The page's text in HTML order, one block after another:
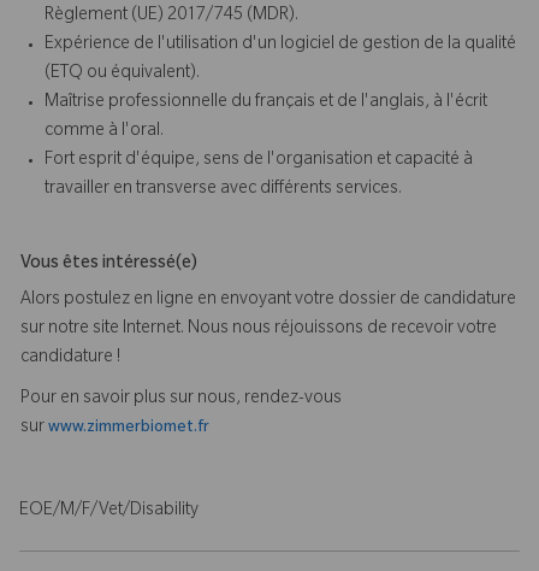
Règlement (UE) 2017/745 (MDR).
Expérience de l'utilisation d'un logiciel de gestion de la qualité
(ETQ ou équivalent).
Maîtrise professionnelle du français et de l'anglais, à l'écrit
comme à l'oral.
Fort esprit d'équipe, sens de l'organisation et capacité à
travailler en transverse avec différents services.
Vous êtes intéressé(e)
Alors postulez en ligne en envoyant votre dossier de candidature
sur notre site Internet. Nous nous réjouissons de recevoir votre
candidature !
Pour en savoir plus sur nous, rendez-vous
sur www.zimmerbiomet.fr
EOE/M/F/Vet/Disability